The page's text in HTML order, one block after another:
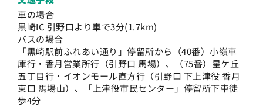
車の場合
黒崎IC 引野口より車で3分(1.7km)
バスの場合
「黒崎駅前ふれあい通り」停留所から（40番）小嶺車
庫行・香月営業所行（引野口 馬場）、（75番）星ケ丘
五丁目行・イオンモール直方行（引野口 下上津役 香月
東口 馬場山）、「上津役市民センター」停留所下車徒
歩4分